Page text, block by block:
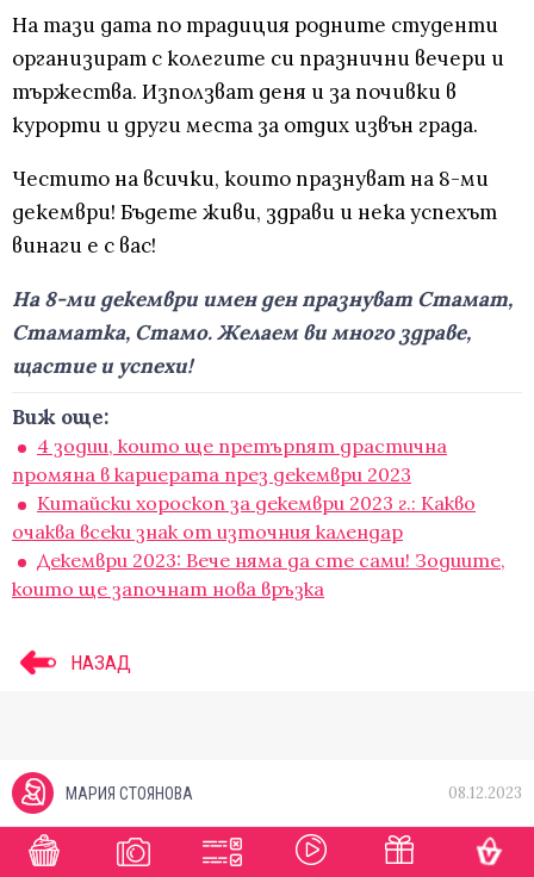
На тази дата по традиция родните студенти
организират с колегите си празнични вечери и
тържества. Използват деня и за почивки в
курорти и други места за отдих извън града.
Честито на всички, които празнуват на 8-ми
декември! Бъдете живи, здрави и нека успехът
винаги е с вас!
На 8-ми декември имен ден празнуват Стамат,
Стаматка, Стамо. Желаем ви много здраве,
щастие и успехи!
Виж още:
4 зодии, които ще претърпят драстична
промяна в кариерата през декември 2023
Китайски хороскоп за декември 2023 г.: Kакво
очаква всеки знак от източния календар
Декември 2023: Вече няма да сте сами! Зодиите,
които ще започнат нова връзка
НАЗАД
МАРИЯ СТОЯНОВА 08.12.2023